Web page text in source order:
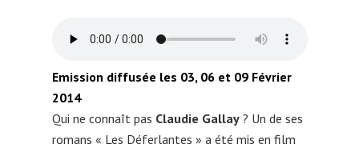
Emission diffusée les 03, 06 et 09 Février
2014
Qui ne connaît pas Claudie Gallay? Un de ses
romans « Les Déferlantes » a été mis en film